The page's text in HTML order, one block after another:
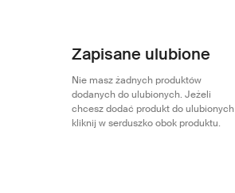
Zapisane ulubione
Nie masz żadnych produktów
dodanych do ulubionych. Jeżeli
chcesz dodać produkt do ulubionych
kliknij w serduszko obok produktu.